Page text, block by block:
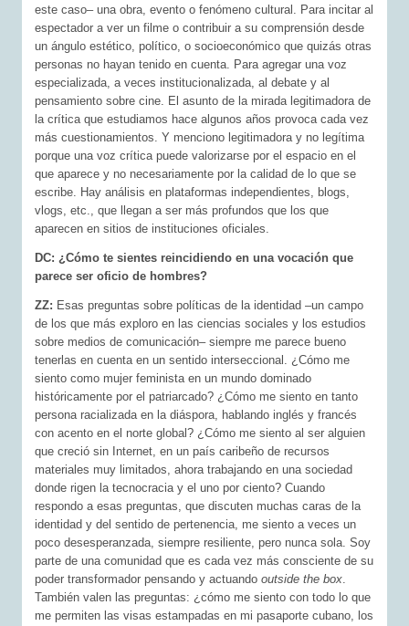
este caso– una obra, evento o fenómeno cultural. Para incitar al
espectador a ver un filme o contribuir a su comprensión desde
un ángulo estético, político, o socioeconómico que quizás otras
personas no hayan tenido en cuenta. Para agregar una voz
especializada, a veces institucionalizada, al debate y al
pensamiento sobre cine. El asunto de la mirada legitimadora de
la crítica que estudiamos hace algunos años provoca cada vez
más cuestionamientos. Y menciono legitimadora y no legítima
porque una voz crítica puede valorizarse por el espacio en el
que aparece y no necesariamente por la calidad de lo que se
escribe. Hay análisis en plataformas independientes, blogs,
vlogs, etc., que llegan a ser más profundos que los que
aparecen en sitios de instituciones oficiales.
DC: ¿Cómo te sientes reincidiendo en una vocación que
parece ser oficio de hombres?
ZZ: Esas preguntas sobre políticas de la identidad –un campo
de los que más exploro en las ciencias sociales y los estudios
sobre medios de comunicación– siempre me parece bueno
tenerlas en cuenta en un sentido interseccional. ¿Cómo me
siento como mujer feminista en un mundo dominado
históricamente por el patriarcado? ¿Cómo me siento en tanto
persona racializada en la diáspora, hablando inglés y francés
con acento en el norte global? ¿Cómo me siento al ser alguien
que creció sin Internet, en un país caribeño de recursos
materiales muy limitados, ahora trabajando en una sociedad
donde rigen la tecnocracia y el uno por ciento? Cuando
respondo a esas preguntas, que discuten muchas caras de la
identidad y del sentido de pertenencia, me siento a veces un
poco desesperanzada, siempre resiliente, pero nunca sola. Soy
parte de una comunidad que es cada vez más consciente de su
poder transformador pensando y actuandooutside the box.
También valen las preguntas: ¿cómo me siento con todo lo que
me permiten las visas estampadas en mi pasaporte cubano, los